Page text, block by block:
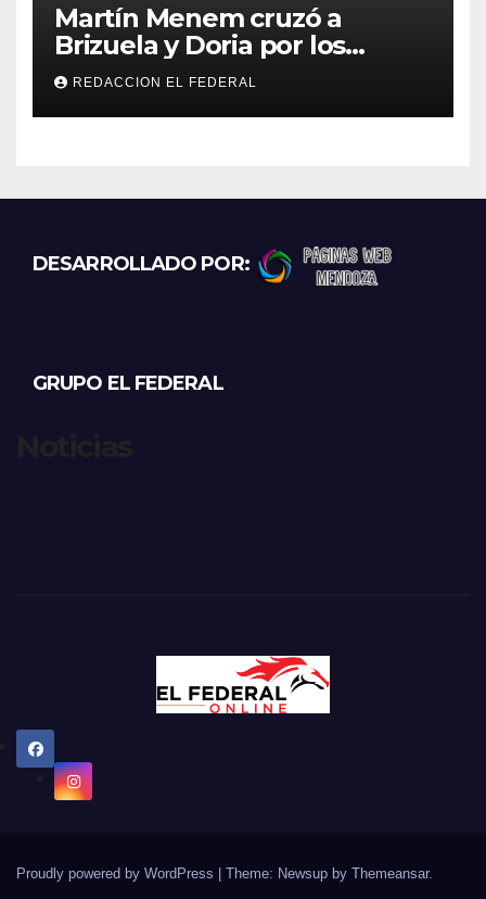
Martín Menem cruzó a
Brizuela y Doria por los
incendios en Guanchín:
“Miente descaradamente”
REDACCION EL FEDERAL
DESARROLLADO POR:
GRUPO EL FEDERAL
Proudly powered by WordPress Theme: Newsup by Themeansar.